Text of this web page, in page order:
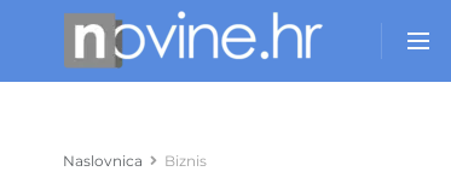
Naslovnica Biznis